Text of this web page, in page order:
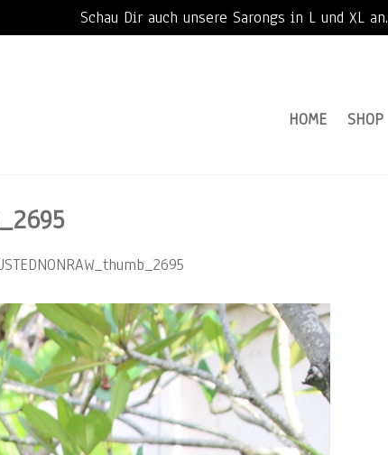
Schau Dir auch unsere Sarongs in L und XL an.
HOME
SHOP